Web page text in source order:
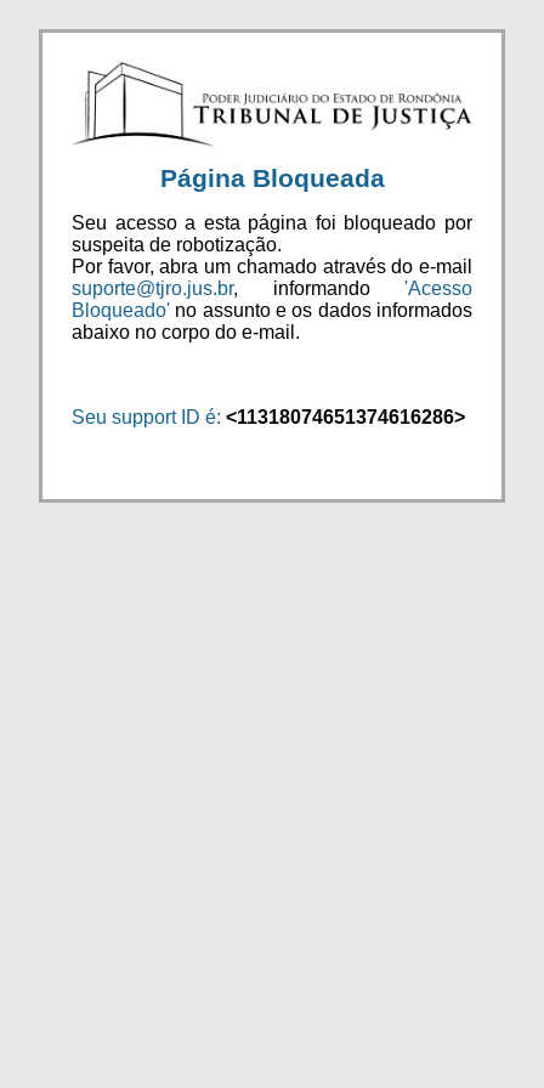
Página Bloqueada
Seu acesso a esta página foi bloqueado por
suspeita de robotização.
Por favor, abra um chamado através do e-mail
suporte@tjro.jus.br, informando 'Acesso
Bloqueado' no assunto e os dados informados
abaixo no corpo do e-mail.
Seu support ID é: <11318074651374616286>